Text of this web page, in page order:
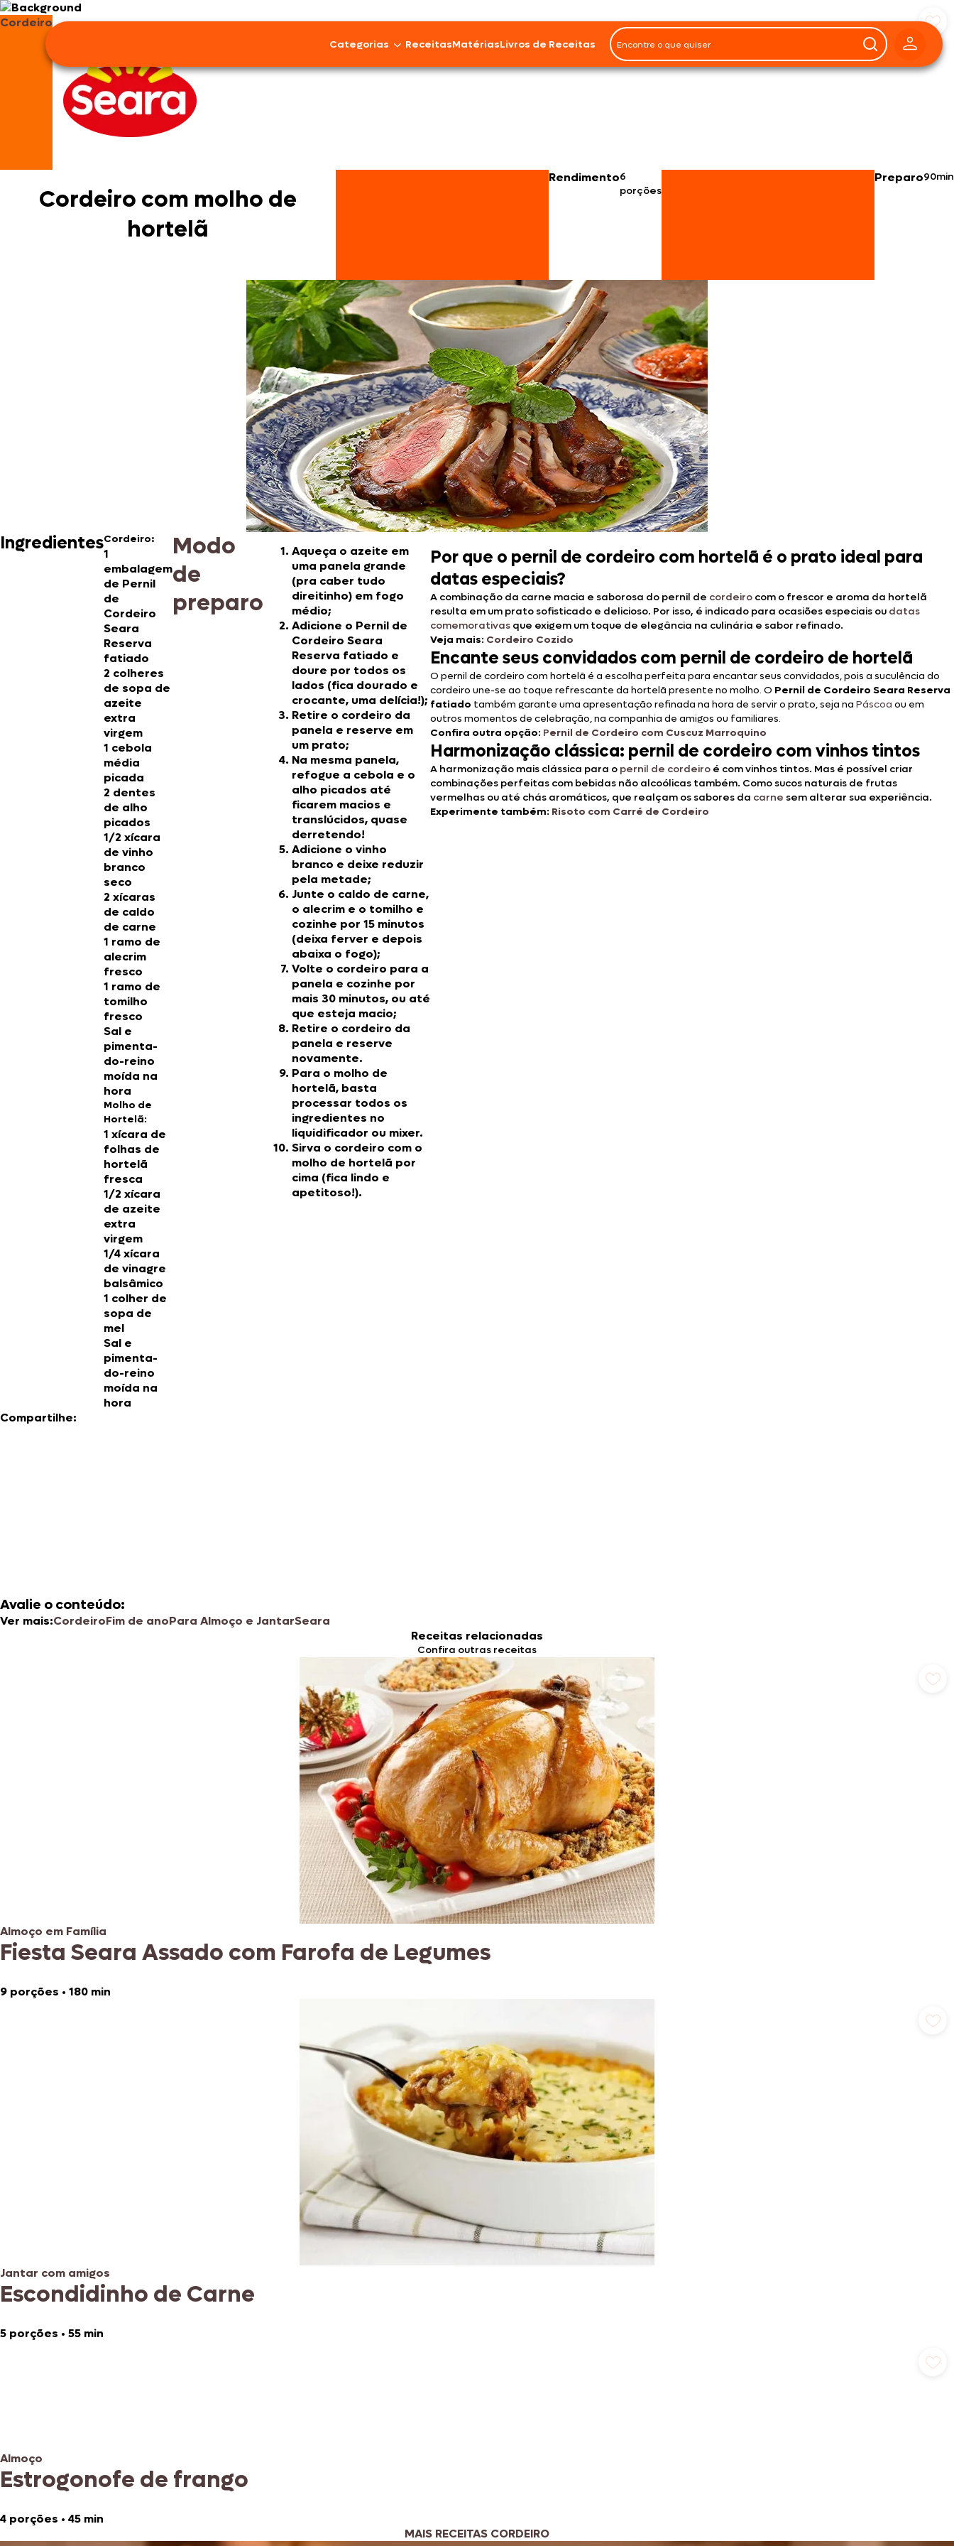
Categorias
100% Vegetal
Doces, Bolos e Sobremesas
Pães e Massas
Bebidas
Entrevistas
ReceitasMatériasLivros de Receitas
Cordeiro
Cordeiro com molho de
hortelã
Rendimento6
porções
Preparo90min
IngredientesCordeiro:
1
embalagem
de Pernil
de
Cordeiro
Seara
Reserva
fatiado
2 colheres
de sopa de
azeite
extra
virgem
1 cebola
média
picada
2 dentes
de alho
picados
1/2 xícara
de vinho
branco
seco
2 xícaras
de caldo
de carne
1 ramo de
alecrim
fresco
1 ramo de
tomilho
fresco
Sal e
pimenta-
do-reino
moída na
hora
Molho de
Hortelã:
1 xícara de
folhas de
hortelã
fresca
1/2 xícara
de azeite
extra
virgem
1/4 xícara
de vinagre
balsâmico
1 colher de
sopa de
mel
Sal e
pimenta-
do-reino
moída na
hora
Modo
de
preparo
Aqueça o azeite em
uma panela grande
(pra caber tudo
direitinho) em fogo
médio;
Adicione o Pernil de
Cordeiro Seara
Reserva fatiado e
doure por todos os
lados (fica dourado e
crocante, uma delícia!);
Retire o cordeiro da
panela e reserve em
um prato;
Na mesma panela,
refogue a cebola e o
alho picados até
ficarem macios e
translúcidos, quase
derretendo!
Adicione o vinho
branco e deixe reduzir
pela metade;
Junte o caldo de carne,
o alecrim e o tomilho e
cozinhe por 15 minutos
(deixa ferver e depois
abaixa o fogo);
Volte o cordeiro para a
panela e cozinhe por
mais 30 minutos, ou até
que esteja macio;
Retire o cordeiro da
panela e reserve
novamente.
Para o molho de
hortelã, basta
processar todos os
ingredientes no
liquidificador ou mixer.
Sirva o cordeiro com o
molho de hortelã por
cima (fica lindo e
apetitoso!).
Por que o pernil de cordeiro com hortelã é o prato ideal para
datas especiais?
A combinação da carne macia e saborosa do pernil de cordeiro com o frescor e aroma da hortelã
resulta em um prato sofisticado e delicioso. Por isso, é indicado para ocasiões especiais ou datas
comemorativas que exigem um toque de elegância na culinária e sabor refinado.
Veja mais: Cordeiro Cozido
Encante seus convidados com pernil de cordeiro de hortelã
O pernil de cordeiro com hortelã é a escolha perfeita para encantar seus convidados, pois a suculência do
cordeiro une-se ao toque refrescante da hortelã presente no molho. O Pernil de Cordeiro Seara Reserva
fatiado também garante uma apresentação refinada na hora de servir o prato, seja naPáscoa ou em
outros momentos de celebração, na companhia de amigos ou familiares.
Confira outra opção: Pernil de Cordeiro com Cuscuz Marroquino
Harmonização clássica: pernil de cordeiro com vinhos tintos
A harmonização mais clássica para o pernil de cordeiro é com vinhos tintos. Mas é possível criar
combinações perfeitas com bebidas não alcoólicas também. Como sucos naturais de frutas
vermelhas ou até chás aromáticos, que realçam os sabores da carne sem alterar sua experiência.
Experimente também: Risoto com Carré de Cordeiro
Compartilhe:
Avalie o conteúdo:
Ver mais:CordeiroFim de anoPara Almoço e JantarSeara
Receitas relacionadas
Confira outras receitas
Almoço em Família
Fiesta Seara Assado com Farofa de Legumes
9 porções • 180 min
Jantar com amigos
Escondidinho de Carne
5 porções • 55 min
Almoço
Estrogonofe de frango
4 porções • 45 min
MAIS RECEITAS CORDEIRO